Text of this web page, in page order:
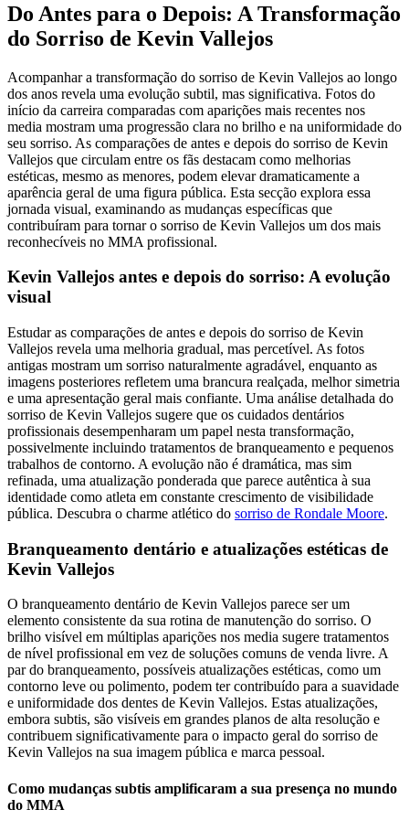
Do Antes para o Depois: A Transformação
do Sorriso de Kevin Vallejos
Acompanhar a transformação do sorriso de Kevin Vallejos ao longo
dos anos revela uma evolução subtil, mas significativa. Fotos do
início da carreira comparadas com aparições mais recentes nos
media mostram uma progressão clara no brilho e na uniformidade do
seu sorriso. As comparações de antes e depois do sorriso de Kevin
Vallejos que circulam entre os fãs destacam como melhorias
estéticas, mesmo as menores, podem elevar dramaticamente a
aparência geral de uma figura pública. Esta secção explora essa
jornada visual, examinando as mudanças específicas que
contribuíram para tornar o sorriso de Kevin Vallejos um dos mais
reconhecíveis no MMA profissional.
Kevin Vallejos antes e depois do sorriso: A evolução
visual
Estudar as comparações de antes e depois do sorriso de Kevin
Vallejos revela uma melhoria gradual, mas percetível. As fotos
antigas mostram um sorriso naturalmente agradável, enquanto as
imagens posteriores refletem uma brancura realçada, melhor simetria
e uma apresentação geral mais confiante. Uma análise detalhada do
sorriso de Kevin Vallejos sugere que os cuidados dentários
profissionais desempenharam um papel nesta transformação,
possivelmente incluindo tratamentos de branqueamento e pequenos
trabalhos de contorno. A evolução não é dramática, mas sim
refinada, uma atualização ponderada que parece autêntica à sua
identidade como atleta em constante crescimento de visibilidade
pública. Descubra o charme atlético do sorriso de Rondale Moore.
Branqueamento dentário e atualizações estéticas de
Kevin Vallejos
O branqueamento dentário de Kevin Vallejos parece ser um
elemento consistente da sua rotina de manutenção do sorriso. O
brilho visível em múltiplas aparições nos media sugere tratamentos
de nível profissional em vez de soluções comuns de venda livre. A
par do branqueamento, possíveis atualizações estéticas, como um
contorno leve ou polimento, podem ter contribuído para a suavidade
e uniformidade dos dentes de Kevin Vallejos. Estas atualizações,
embora subtis, são visíveis em grandes planos de alta resolução e
contribuem significativamente para o impacto geral do sorriso de
Kevin Vallejos na sua imagem pública e marca pessoal.
Como mudanças subtis amplificaram a sua presença no mundo
do MMA